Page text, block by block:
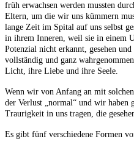
früh erwachsen werden mussten
Eltern, um die wir uns kümmern
lange Zeit im Spital auf uns selbst
in ihrem Inneren, weil sie in einem
Potenzial nicht erkannt, gesehen
vollständig und ganz
Licht, ihre Liebe und ihre Seele.
Wenn wir von Anfang an mit
der Verlust „normal“ und wir haben
Traurigkeit in uns tragen, die
Es gibt fünf verschiedene Formen